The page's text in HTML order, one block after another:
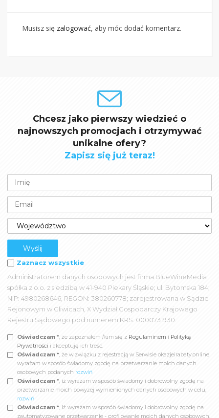
Musisz się zalogować, aby móc dodać komentarz.
Chcesz jako pierwszy wiedzieć o
najnowszych promocjach i otrzymywać
unikalne ofery?
Zapisz się już teraz!
Zaznacz wszystkie
Administratorem danych osobowych jest firma BlueWineMedia
spółka z o.o. z siedzibą w 41-940 Piekary Śląskie; ul. Bytomska 184;
NIP: 4980268646, REGON: 380260778; zarejestrowana w Sądzie
Rejonowym w Gliwicach, X Wydział Gospodarczy Krajowego
Rejestru Sądowego pod numerem KRS: 0000731930.
Oświadczam *, że zapoznałem /łam się z Regulaminem i Polityką
Prywatności i akceptuję ich treść.
Oświadczam *, że w związku z rejestracją w Serwisie okazjeirabaty.online
wyrażam w sposób świadomy zgodę na przetwarzanie moich danych
osobowych podanych rozwiń
Oświadczam *, iż wyrażam w sposób świadomy i dobrowolny zgodę na
przetwarzanie moich powyżej wymienionych danych osobowych w celu,
rozwiń
Oświadczam *, iż wyrażam w sposób świadomy i dobrowolny zgodę na
zautomatyzowane przetwarzanie - profilowanie moich danych osobowych,